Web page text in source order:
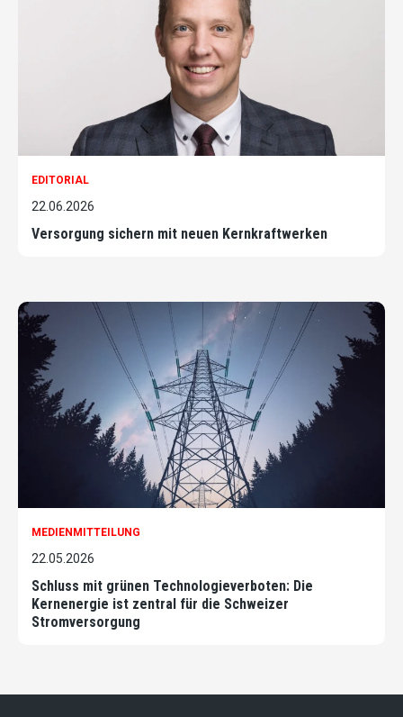
EDITORIAL
22.06.2026
Versorgung sichern mit neuen Kernkraftwerken
MEDIENMITTEILUNG
22.05.2026
Schluss mit grünen Technologieverboten: Die
Kernenergie ist zentral für die Schweizer
Stromversorgung